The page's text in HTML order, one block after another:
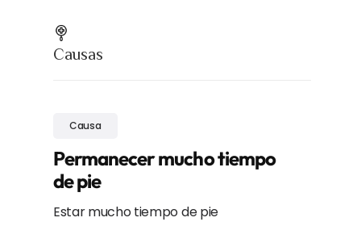
Causas
Causa
Permanecer mucho tiempo
de pie
Estar mucho tiempo de pie